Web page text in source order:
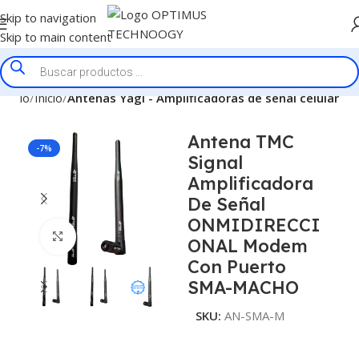
Skip to navigation
Skip to main content
Inicio Inicio Antenas Yagi - Amplificadoras de señal celular
-7%
Click to enlarge
Antena TMC
Signal
Amplificadora
De Señal
ONMIDIRECCI
ONAL Modem
Con Puerto
SMA-MACHO
SKU: AN-SMA-M